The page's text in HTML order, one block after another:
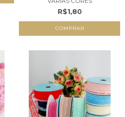
R$1,80
COMPRAR